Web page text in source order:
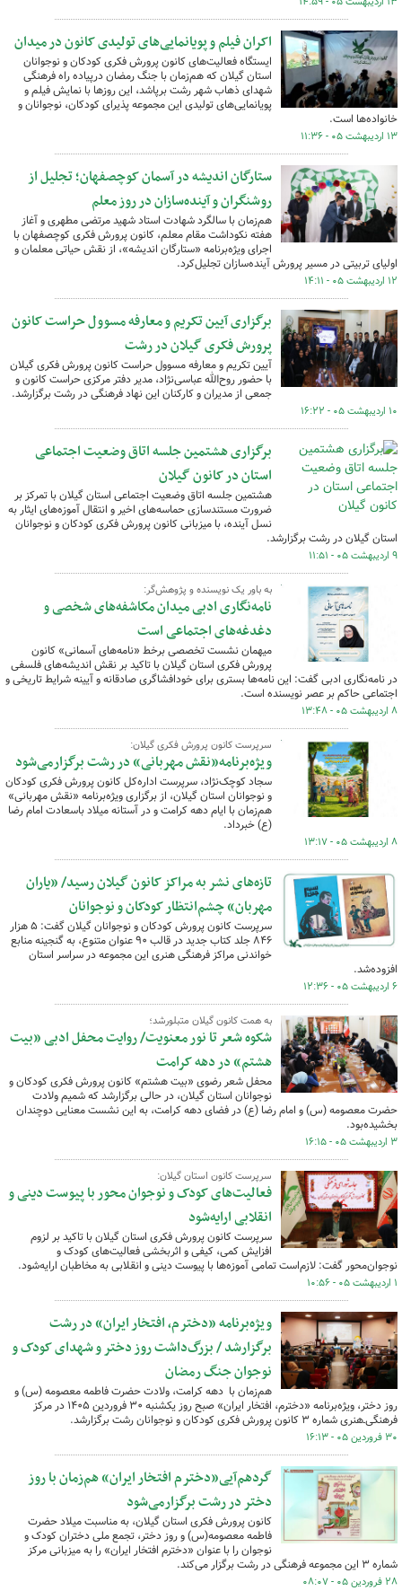
اکران فیلم و پویانمایی‌های تولیدی کانون در میدان
ایستگاه فعالیت‌های کانون پرورش فکری کودکان و نوجوانان
استان گیلان که هم‌زمان با جنگ رمضان درپیاده راه فرهنگی
شهدای ذهاب شهر رشت برپاشد، این روزها با نمایش فیلم و
پویانمایی‌های تولیدی این مجموعه پذیرای کودکان، نوجوانان و
خانواده‌ها است.
۱۳ اردیبهشت ۰۵ - ۱۱:۳۶
ستارگان اندیشه در آسمان کوچصفهان؛ تجلیل از
روشنگران و آینده‌سازان در روز معلم
هم‌زمان با سالگرد شهادت استاد شهید مرتضی مطهری و آغاز
هفته نکوداشت مقام معلم، کانون پرورش فکری کوچصفهان با
اجرای ویژه‌برنامه «ستارگان اندیشه»، از نقش حیاتی معلمان و
اولیای تربیتی در مسیر پرورش آینده‌سازان تجلیل‌کرد.
۱۲ اردیبهشت ۰۵ - ۱۴:۱۱
برگزاری آیین تکریم و معارفه مسوول حراست کانون
پرورش فکری گیلان در رشت
آیین تکریم و معارفه مسوول حراست کانون پرورش فکری گیلان
با حضور روح‌الله عباسی‌نژاد، مدیر دفتر مرکزی حراست کانون و
جمعی از مدیران و کارکنان این نهاد فرهنگی در رشت برگزارشد.
۱۰ اردیبهشت ۰۵ - ۱۶:۲۲
برگزاری هشتمین جلسه اتاق وضعیت اجتماعی
استان در کانون گیلان
هشتمین جلسه اتاق وضعیت اجتماعی استان گیلان با تمرکز بر
ضرورت مستندسازی حماسه‌های اخیر و انتقال آموزه‌های ایثار به
نسل آینده، با میزبانی کانون پرورش فکری کودکان و نوجوانان
استان گیلان در رشت برگزارشد.
۹ اردیبهشت ۰۵ - ۱۱:۵۱
به باور یک نویسنده و پژوهش‌گر:
نامه‌نگاری ادبی میدان مکاشفه‌های شخصی و
دغدغه‌های اجتماعی است
میهمان نشست تخصصی برخط «نامه‌های آسمانی» کانون
پرورش فکری استان گیلان با تاکید بر نقش اندیشه‌های فلسفی
در نامه‌نگاری ادبی گفت: این نامه‌ها بستری برای خودافشاگری صادقانه و آیینه شرایط تاریخی و
اجتماعی حاکم بر عصر نویسنده است.
۸ اردیبهشت ۰۵ - ۱۳:۴۸
سرپرست کانون پرورش فکری گیلان:
ویژه‌برنامه«نقش مهربانی» در رشت برگزارمی‌شود
سجاد کوچک‌نژاد، سرپرست اداره‌کل کانون پرورش فکری کودکان
و نوجوانان استان گیلان، از برگزاری ویژه‌برنامه «نقش مهربانی»
هم‌زمان با ایام دهه کرامت و در آستانه میلاد باسعادت امام رضا
(ع) خبرداد.
۸ اردیبهشت ۰۵ - ۱۳:۱۷
تازه‌های نشر به مراکز کانون گیلان رسید/ «یاران
مهربان» چشم‌انتظار کودکان و نوجوانان
سرپرست کانون پرورش کودکان و نوجوانان گیلان گفت: ۵ هزار
۸۴۶ جلد کتاب جدید در قالب ۹۰ عنوان متنوع، به گنجینه منابع
خواندنی مراکز فرهنگی هنری این مجموعه در سراسر استان
افزوده‌شد.
۶ اردیبهشت ۰۵ - ۱۲:۳۶
به همت کانون گیلان متبلورشد؛
شکوه شعر تا نور معنویت/ روایت محفل ادبی «بیت
هشتم» در دهه کرامت
محفل شعر رضوی «بیت هشتم» کانون پرورش فکری کودکان و
نوجوانان استان گیلان، در حالی برگزارشد که شمیم ولادت
حضرت معصومه (س) و امام رضا (ع) در فضای دهه کرامت، به این نشست معنایی دوچندان
بخشیده‌بود.
۳ اردیبهشت ۰۵ - ۱۶:۱۵
سرپرست کانون استان گیلان:
فعالیت‌های کودک و نوجوان محور با پیوست دینی و
انقلابی ارایه‌شود
سرپرست کانون پرورش فکری استان گیلان با تاکید بر لزوم
افزایش کمی، کیفی و اثربخشی فعالیت‌های کودک و
نوجوان‌محور گفت: لازم‌است تمامی آموزه‌ها با پیوست دینی و انقلابی به مخاطبان ارایه‌شود.
۱ اردیبهشت ۰۵ - ۱۰:۵۶
ویژه‌برنامه «دخترم، افتخار ایران» در رشت
برگزارشد / بزرگ‌داشت روز دختر و شهدای کودک و
نوجوان جنگ رمضان
هم‌زمان با دهه کرامت، ولادت حضرت فاطمه معصومه (س) و
روز دختر، ویژه‌برنامه‌ «دخترم، افتخار ایران» صبح روز یکشنبه ۳۰ فروردین ۱۴۰۵ در مرکز
فرهنگی‌ـ‌هنری شماره ۳ کانون پرورش فکری کودکان و نوجوانان رشت برگزارشد.
۳۰ فروردین ۰۵ - ۱۶:۱۳
گردهم‌آیی«دخترم افتخار ایران» هم‌زمان با روز
دختر در رشت برگزارمی‌شود
کانون پرورش فکری استان گیلان، به مناسبت میلاد حضرت
فاطمه معصومه(س) و روز دختر، تجمع ملی دختران کودک و
نوجوان را با عنوان «دخترم افتخار ایران» را به میزبانی مرکز
شماره ۳ این مجموعه فرهنگی در رشت برگزار می‌کند.
۲۸ فروردین ۰۵ - ۰۸:۰۷